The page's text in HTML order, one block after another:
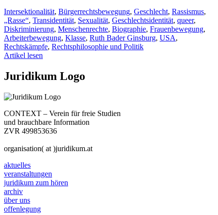
Intersektionalität, Bürgerrechtsbewegung, Geschlecht, Rassismus,
„Rasse“, Transidentität, Sexualität, Geschlechtsidentität, queer,
Diskriminierung, Menschenrechte, Biographie, Frauenbewegung,
Arbeiterbewegung, Klasse, Ruth Bader Ginsburg, USA,
Rechtskämpfe, Rechtsphilosophie und Politik
Artikel lesen
Juridikum Logo
CONTEXT – Verein für freie Studien
und brauchbare Information
ZVR 499853636
organisation( at )juridikum.at
aktuelles
veranstaltungen
juridikum zum hören
archiv
über uns
offenlegung